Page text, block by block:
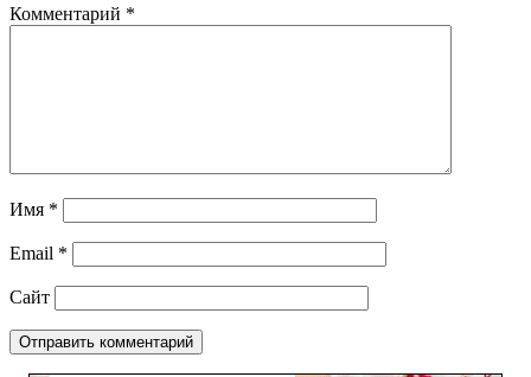
Комментарий *
Имя *
Email *
Сайт